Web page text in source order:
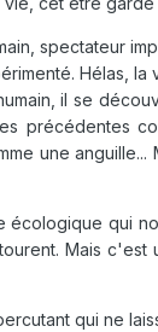
spectateur
Hélas,
il se
précédentes
une
qui
Mais
qui ne